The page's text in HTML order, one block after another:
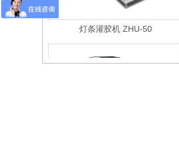
灯条灌胶机 ZHU-50